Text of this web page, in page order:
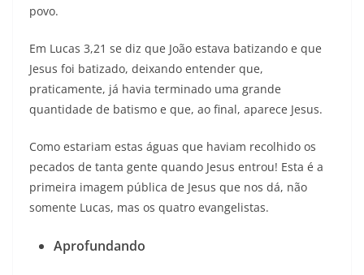
povo.
Em Lucas 3,21 se diz que João estava batizando e que
Jesus foi batizado, deixando entender que,
praticamente, já havia terminado uma grande
quantidade de batismo e que, ao final, aparece Jesus.
Como estariam estas águas que haviam recolhido os
pecados de tanta gente quando Jesus entrou! Esta é a
primeira imagem pública de Jesus que nos dá, não
somente Lucas, mas os quatro evangelistas.
Aprofundando